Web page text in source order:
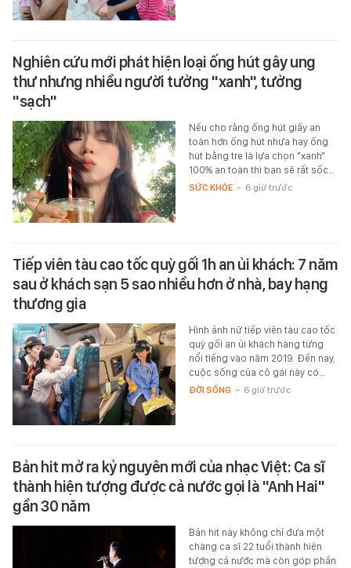
Nghiên cứu mới phát hiện loại ống hút gây ung
thư nhưng nhiều người tưởng "xanh", tưởng
"sạch"
Nếu cho rằng ống hút giấy an
toàn hơn ống hút nhựa hay ống
hút bằng tre là lựa chọn "xanh"
100% an toàn thì bạn sẽ rất sốc…
SỨC KHỎE - 6 giờ trước
Tiếp viên tàu cao tốc quỳ gối 1h an ủi khách: 7 năm
sau ở khách sạn 5 sao nhiều hơn ở nhà, bay hạng
thương gia
Hình ảnh nữ tiếp viên tàu cao tốc
quỳ gối an ủi khách hàng từng
nổi tiếng vào năm 2019. Đến nay,
cuộc sống của cô gái này có…
ĐỜI SỐNG - 6 giờ trước
Bản hit mở ra kỷ nguyên mới của nhạc Việt: Ca sĩ
thành hiện tượng được cả nước gọi là "Anh Hai"
gần 30 năm
Bản hit này không chỉ đưa một
chàng ca sĩ 22 tuổi thành hiện
tượng cả nước mà còn góp phần